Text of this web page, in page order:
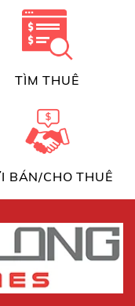
TÌM THUÊ
BÁN/CHO THUÊ